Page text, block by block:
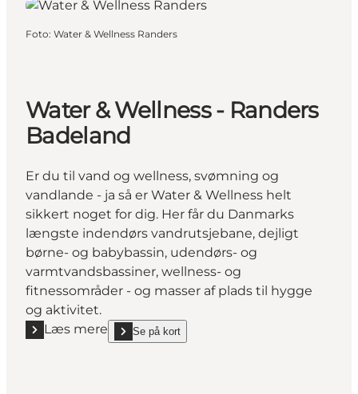
Foto: Water & Wellness Randers
Water & Wellness - Randers
Badeland
Er du til vand og wellness, svømning og
vandlande - ja så er Water & Wellness helt
sikkert noget for dig. Her får du Danmarks
længste indendørs vandrutsjebane, dejligt
børne- og babybassin, udendørs- og
varmtvandsbassiner, wellness- og
fitnessområder - og masser af plads til hygge
og aktivitet.
Læs mere
Læs mere "Water & Wellness - Randers Badeland"
Se på kort
show Water & Wellness - Randers Badeland on_map